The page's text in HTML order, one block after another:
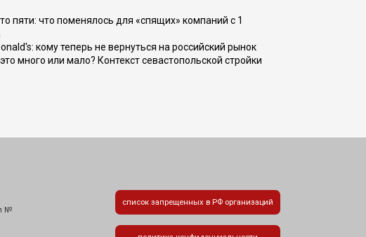
пяти: что поменялось для «спящих» компаний с 1
кому теперь не вернуться на российский рынок
много или мало? Контекст севастопольской стройки
№
список запрещенных в РФ организаций